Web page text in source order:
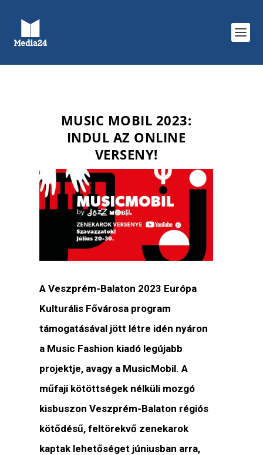
MUSIC MOBIL 2023:
INDUL AZ ONLINE
VERSENY!
A Veszprém-Balaton 2023 Európa
Kulturális Fővárosa program
támogatásával jött létre idén nyáron
a Music Fashion kiadó legújabb
projektje, avagy a MusicMobil. A
műfaji kötöttségek nélküli mozgó
kisbuszon Veszprém-Balaton régiós
kötődésű, feltörekvő zenekarok
kaptak lehetőséget júniusban arra,